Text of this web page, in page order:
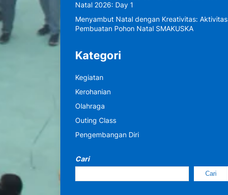
Natal 2026: Day 1
Menyambut Natal dengan Kreativitas: Aktivitas
Pembuatan Pohon Natal SMAKUSKA
Kategori
Kegiatan
Kerohanian
Olahraga
Outing Class
Pengembangan Diri
Cari
Cari